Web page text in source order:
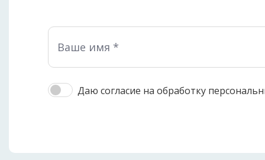
Даю согласие на обработку